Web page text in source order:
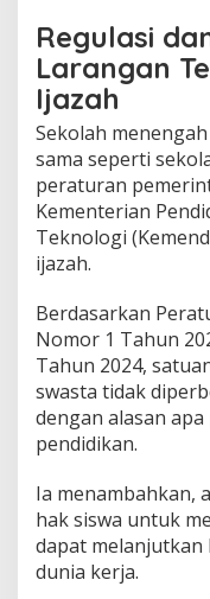
Regulasi
Larangan
Ijazah
Sekolah
sama seperti
peraturan
Kementerian
Teknologi
ijazah.
Berdasarkan
Nomor 1 Tahun
Tahun 2024,
swasta tidak
dengan alasan
pendidikan.
Ia menambahkan,
hak siswa untuk
dapat melanjutkan
dunia kerja.